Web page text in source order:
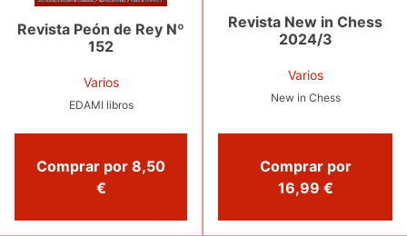
Revista Peón de Rey Nº
152
Varios
EDAMI libros
Comprar por 8,50
€
Revista New in Chess
2024/3
Varios
New in Chess
Comprar por
16,99 €